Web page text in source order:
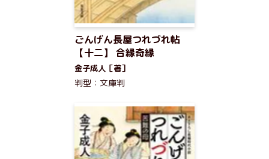
ごんげん長屋つれづれ帖
【十二】 合縁奇縁
金子成人［著］
判型：文庫判